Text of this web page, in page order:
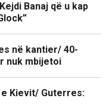
Banaj që u kap
në kantier/ 40-
nuk mbijetoi
Kievit/ Guterres: